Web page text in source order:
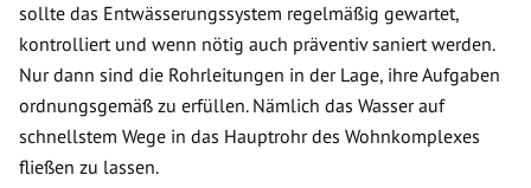
sollte das Entwässerungssystem regelmäßig gewartet,
kontrolliert und wenn nötig auch präventiv saniert werden.
Nur dann sind die Rohrleitungen in der Lage, ihre Aufgaben
ordnungsgemäß zu erfüllen. Nämlich das Wasser auf
schnellstem Wege in das Hauptrohr des Wohnkomplexes
fließen zu lassen.